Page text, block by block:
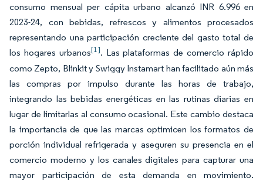
consumo mensual per cápita urbano alcanzó INR 6.996 en
2023-24, con bebidas, refrescos y alimentos procesados
representando una participación creciente del gasto total de
los hogares urbanos[1]. Las plataformas de comercio rápido
como Zepto, Blinkit y Swiggy Instamart han facilitado aún más
las compras por impulso durante las horas de trabajo,
integrando las bebidas energéticas en las rutinas diarias en
lugar de limitarlas al consumo ocasional. Este cambio destaca
la importancia de que las marcas optimicen los formatos de
porción individual refrigerada y aseguren su presencia en el
comercio moderno y los canales digitales para capturar una
mayor participación de esta demanda en movimiento.